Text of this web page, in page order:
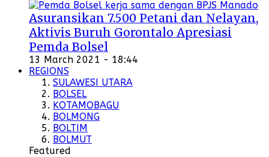
Asuransikan 7.500 Petani dan Nelayan,
Aktivis Buruh Gorontalo Apresiasi
Pemda Bolsel
13 March 2021 - 18:44
REGIONS
SULAWESI UTARA
BOLSEL
KOTAMOBAGU
BOLMONG
BOLTIM
BOLMUT
Featured